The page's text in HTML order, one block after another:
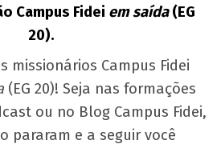
Campus Fidei em saída(EG
20).
missionários Campus Fidei
(EG 20)! Seja nas formações
ou no Blog Campus Fidei,
pararam e a seguir você